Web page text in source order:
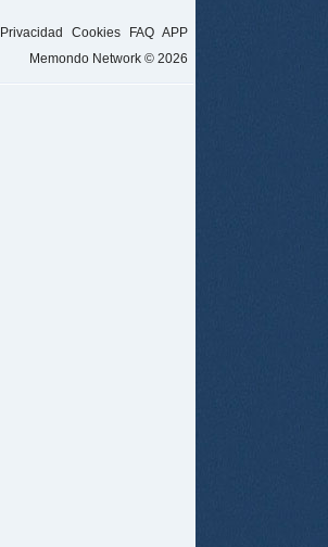
Privacidad Cookies FAQ APP
Memondo Network © 2026